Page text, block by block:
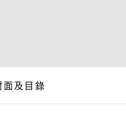
面及目錄